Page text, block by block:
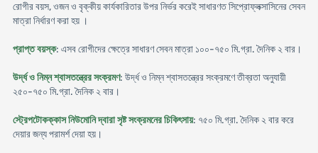
রোগীর বয়স, ওজন ও বৃক্কীয় কার্যকারিতার উপর নির্ভর করেই সাধারণত সিপ্রোফ্লক্সাসিনের সেবন
মাত্রা নির্ধারণ করা হয় ।
প্রাপ্ত বয়স্ক: এসব রোগীদের ক্ষেত্রে সাধারণ সেবন মাত্রা ১০০-৭৫০ মি.গ্রা. দৈনিক ২ বার।
উর্দ্ধ ও নিম্ন শ্বাসতন্ত্রের সংক্রমণ: উর্দ্ধ ও নিম্ন শ্বাসতন্ত্রের সংক্রমণে তীব্রতা অনুযায়ী
২৫০-৭৫০ মি.গ্রা. দৈনিক ২ বার।
স্ট্রেপটোকক্কাস নিউমোনি দ্বারা সৃষ্ট সংক্রমনের চিকিৎসায়: ৭৫০ মি.গ্রা. দৈনিক ২ বার করে
দেয়ার জন্য পরামর্শ দেয়া হয়।